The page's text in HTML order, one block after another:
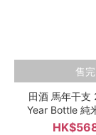
售完
田酒 馬年干
Year Bottle 純